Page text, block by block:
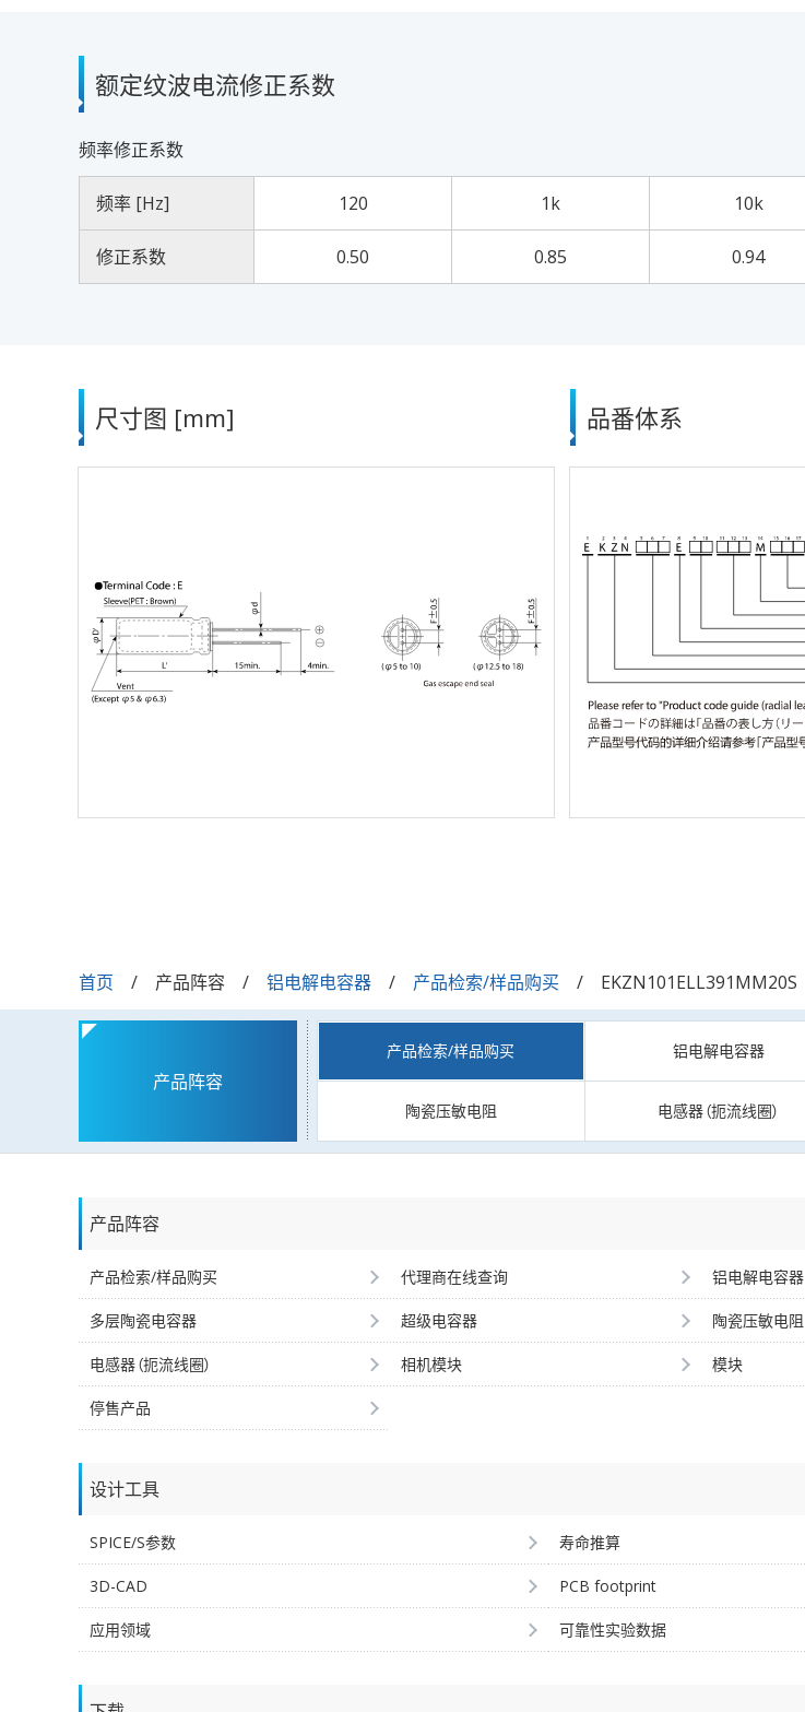
额定纹波电流修正系数
频率修正系数
频率 [Hz] 120 1k 10k
修正系数 0.50 0.85 0.94
尺寸图 [mm] 品番体系
首页 产品阵容 铝电解电容器 产品检索/样品购买 EKZN101ELL391MM20S
产品阵容
产品检索/样品购买 铝电解电容器
陶瓷压敏电阻 电感器（扼流线圈）
产品阵容
产品检索/样品购买 代理商在线查询 铝电解电容器
多层陶瓷电容器 超级电容器 陶瓷压敏电阻
电感器（扼流线圈） 相机模块 模块
停售产品
设计工具
SPICE/S参数 寿命推算
3D-CAD PCB footprint
应用领域 可靠性实验数据